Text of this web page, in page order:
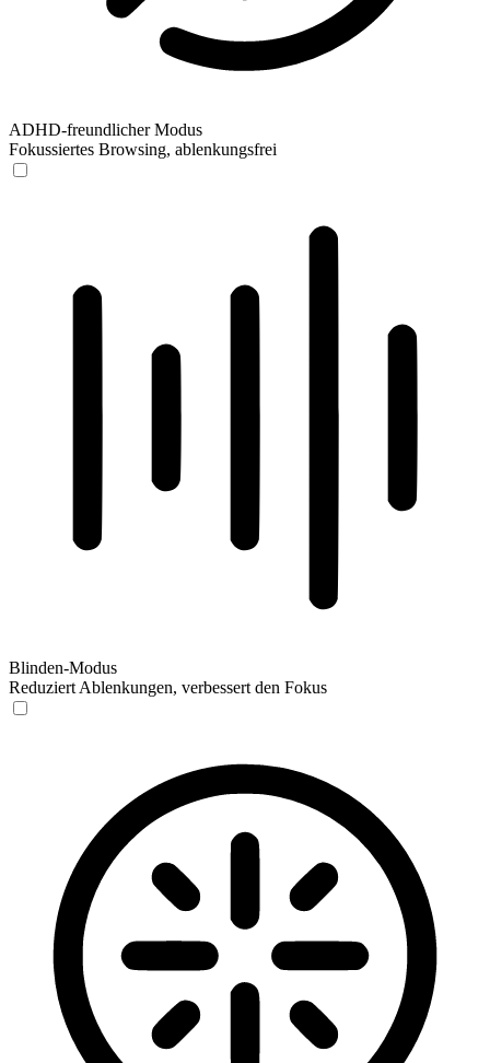
ADHD-freundlicher Modus
Fokussiertes Browsing, ablenkungsfrei
Blinden-Modus
Reduziert Ablenkungen, verbessert den Fokus